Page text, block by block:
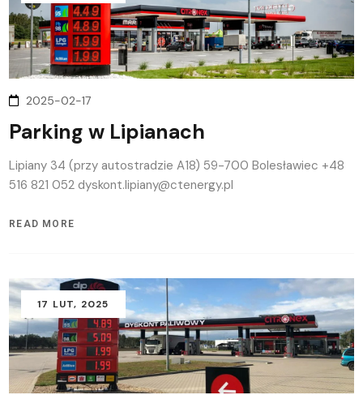
2025-02-17
Parking w Lipianach
Lipiany 34 (przy autostradzie A18) 59-700 Bolesławiec +48
516 821 052 dyskont.lipiany@ctenergy.pl
READ MORE
17 LUT, 2025